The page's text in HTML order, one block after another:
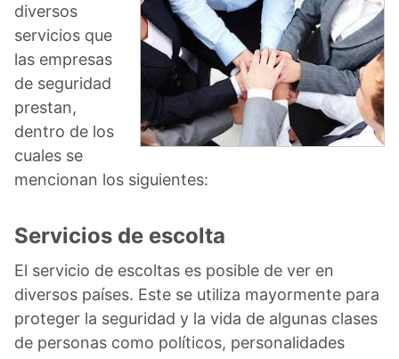
diversos
servicios que
las empresas
de seguridad
prestan,
dentro de los
cuales se
mencionan los siguientes:
Servicios de escolta
El servicio de escoltas es posible de ver en
diversos países. Este se utiliza mayormente para
proteger la seguridad y la vida de algunas clases
de personas como políticos, personalidades